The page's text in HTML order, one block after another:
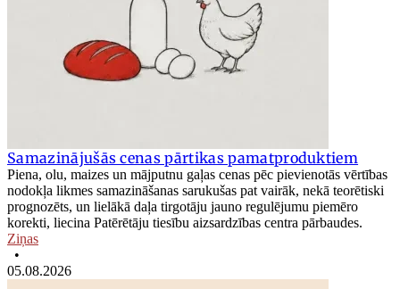
Samazinājušās cenas pārtikas pamatproduktiem
Piena, olu, maizes un mājputnu gaļas cenas pēc pievienotās vērtības
nodokļa likmes samazināšanas sarukušas pat vairāk, nekā teorētiski
prognozēts, un lielākā daļa tirgotāju jauno regulējumu piemēro
korekti, liecina Patērētāju tiesību aizsardzības centra pārbaudes.
Ziņas
•
05.08.2026